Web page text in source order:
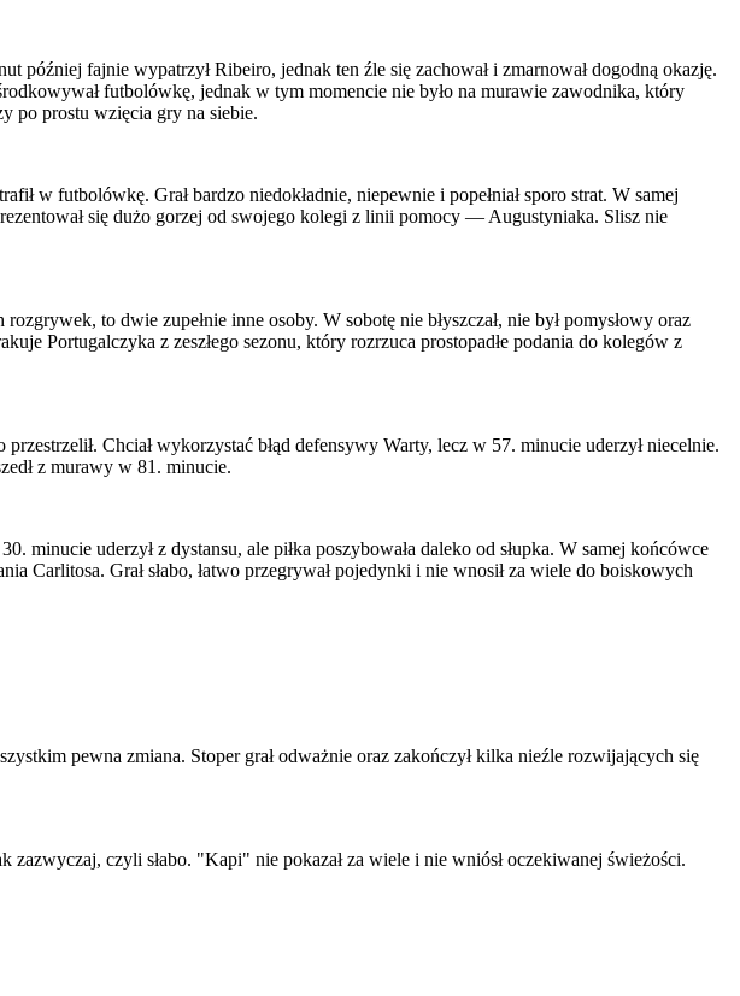
później fajnie wypatrzył Ribeiro, jednak ten źle się zachował i zmarnował dogodną okazję.
futbolówkę, jednak w tym momencie nie było na murawie zawodnika, który
po prostu wzięcia gry na siebie.
w futbolówkę. Grał bardzo niedokładnie, niepewnie i popełniał sporo strat. W samej
się dużo gorzej od swojego kolegi z linii pomocy — Augustyniaka. Slisz nie
to dwie zupełnie inne osoby. W sobotę nie błyszczał, nie był pomysłowy oraz
Portugalczyka z zeszłego sezonu, który rozrzuca prostopadłe podania do kolegów z
Chciał wykorzystać błąd defensywy Warty, lecz w 57. minucie uderzył niecelnie.
z murawy w 81. minucie.
minucie uderzył z dystansu, ale piłka poszybowała daleko od słupka. W samej końcówce
Carlitosa. Grał słabo, łatwo przegrywał pojedynki i nie wnosił za wiele do boiskowych
pewna zmiana. Stoper grał odważnie oraz zakończył kilka nieźle rozwijających się
czyli słabo. "Kapi" nie pokazał za wiele i nie wniósł oczekiwanej świeżości.